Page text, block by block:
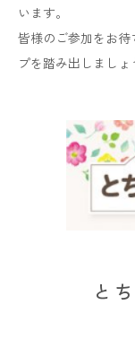
います。
皆様のご参加をお
プを踏み出しましょ
と